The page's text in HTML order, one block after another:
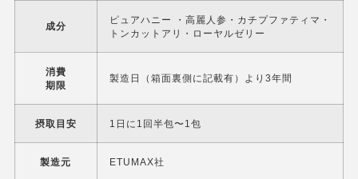
成分
ピュアハニー ・高麗人参・カチプファティマ・
トンカットアリ・ローヤルゼリー
消費
期限
製造日（箱面裏側に記載有）より3年間
摂取目安 1日に1回半包〜1包
製造元 ETUMAX社